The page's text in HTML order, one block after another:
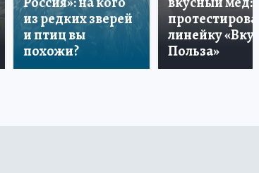
из редких зверей
и птиц вы
похожи?
линейку «Вкус
Польза»